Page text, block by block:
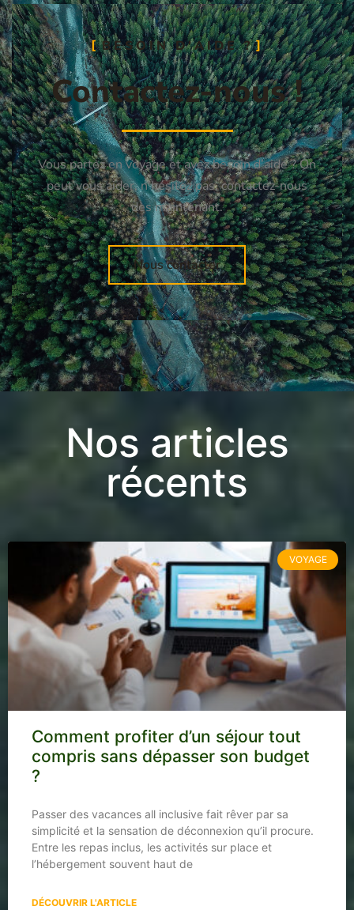
BESOIN D'AIDE ?
Contactez-nous !
Vous partez en voyage et avez besoin d’aide ? On
peut vous aider, n’hésitez pas, contactez-nous
dès maintenant.
Nous contacter
Nos articles
récents
VOYAGE
Comment profiter d’un séjour tout
compris sans dépasser son budget
?
Passer des vacances all inclusive fait rêver par sa
simplicité et la sensation de déconnexion qu’il procure.
Entre les repas inclus, les activités sur place et
l’hébergement souvent haut de
DÉCOUVRIR L'ARTICLE